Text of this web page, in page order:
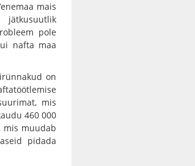
mais
pole
nafta maa
on
mis
460 000
mis muudab
pidada